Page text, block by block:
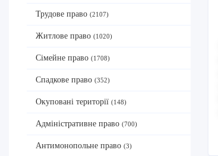
Трудове право (2107)
Житлове право (1020)
Сімейне право (1708)
Спадкове право (352)
Окуповані території (148)
Адміністративне право (700)
Антимонопольне право (3)